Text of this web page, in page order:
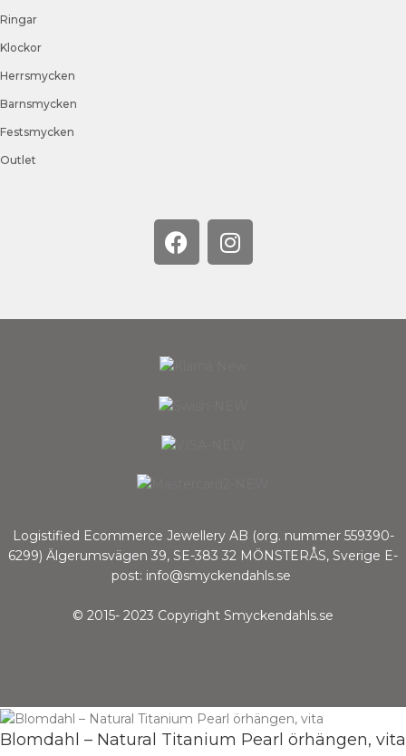
Ringar
Klockor
Herrsmycken
Barnsmycken
Festsmycken
Outlet
Logistified Ecommerce Jewellery AB (org. nummer 559390-
6299) Älgerumsvägen 39, SE-383 32 MÖNSTERÅS, Sverige E-
post: info@smyckendahls.se
© 2015- 2023 Copyright Smyckendahls.se
Blomdahl – Natural Titanium Pearl örhängen, vita